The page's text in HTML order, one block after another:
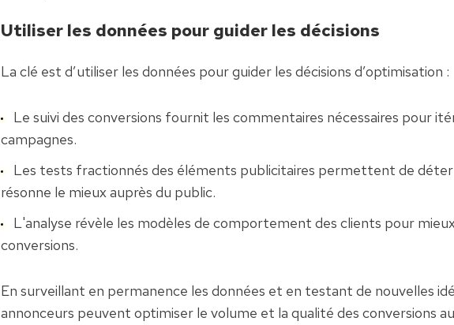
Utiliser les données pour guider les décisions
La clé est d’utiliser les données pour guider les décisions d’optimisation :
Le suivi des conversions fournit les commentaires nécessaires pour
campagnes.
Les tests fractionnés des éléments publicitaires permettent de
résonne le mieux auprès du public.
L'analyse révèle les modèles de comportement des clients pour
conversions.
En surveillant en permanence les données et en testant de nouvelles
annonceurs peuvent optimiser le volume et la qualité des conversions